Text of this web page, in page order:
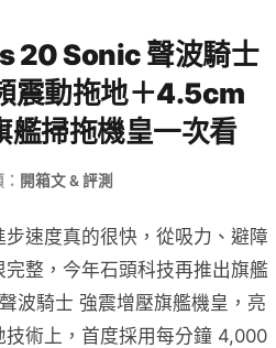
20 Sonic 聲波騎士
震動拖地＋4.5cm
掃拖機皇一次看
開箱文 & 評測
速度真的很快，從吸力、避障
整，今年石頭科技再推出旗艦
波騎士 強震增壓旗艦機皇，亮
術上，首度採用每分鐘 4,000